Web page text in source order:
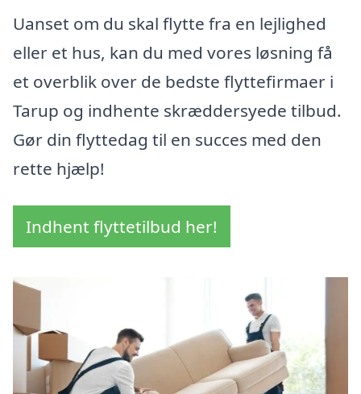
Uanset om du skal flytte fra en lejlighed
eller et hus, kan du med vores løsning få
et overblik over de bedste flyttefirmaer i
Tarup og indhente skræddersyede tilbud.
Gør din flyttedag til en succes med den
rette hjælp!
Indhent flyttetilbud her!